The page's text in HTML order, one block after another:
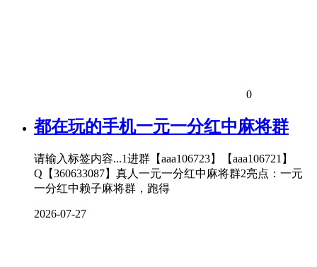
0
都在玩的手机一元一分红中麻将群
请输入标签内容...1进群【aaa106723】【aaa106721】
Q【360633087】真人一元一分红中麻将群2亮点：一元
一分红中赖子麻将群，跑得
2026-07-27